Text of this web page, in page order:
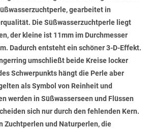
gearbeitet in
Die Süßwasserzuchtperle liegt
der kleine ist 11mm im Durchmesser
Dadurch entsteht ein schöner 3-D-Effekt.
umschließt beide Kreise locker
Schwerpunkts hängt die Perle aber
als Symbol von Reinheit und
werden in Süßwasserseen und Flüssen
sich nur durch den fehlenden Kern.
Zuchtperlen und Naturperlen, die